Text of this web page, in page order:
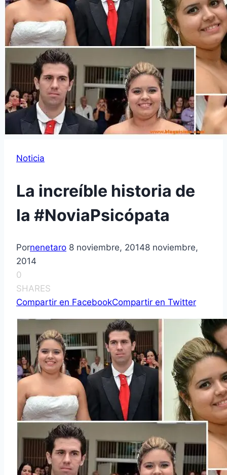
Noticia
La increíble historia de
la #NoviaPsicópata
Pornenetaro 8 noviembre, 20148 noviembre,
2014
0
SHARES
Compartir en FacebookCompartir en Twitter